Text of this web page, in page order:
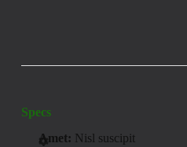
Specs
Amet: Nisl suscipit